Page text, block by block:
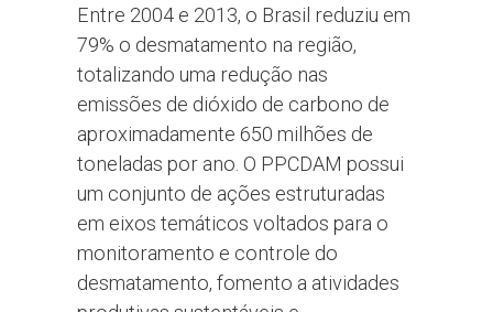
Entre 2004 e 2013, o Brasil reduziu em
79% o desmatamento na região,
totalizando uma redução nas
emissões de dióxido de carbono de
aproximadamente 650 milhões de
toneladas por ano. O PPCDAM possui
um conjunto de ações estruturadas
em eixos temáticos voltados para o
monitoramento e controle do
desmatamento, fomento a atividades